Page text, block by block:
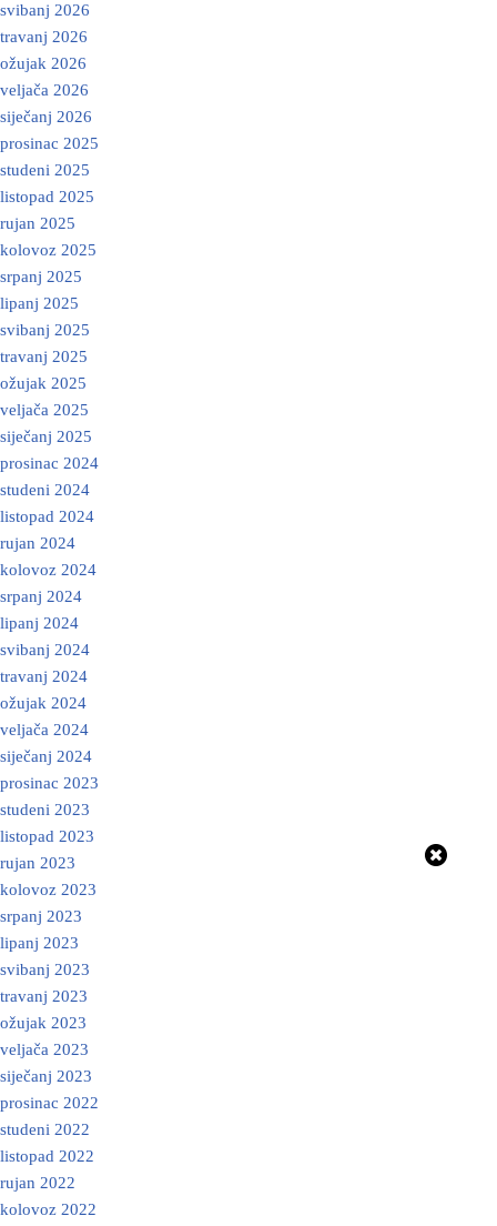
svibanj 2026
travanj 2026
ožujak 2026
veljača 2026
siječanj 2026
prosinac 2025
studeni 2025
listopad 2025
rujan 2025
kolovoz 2025
srpanj 2025
lipanj 2025
svibanj 2025
travanj 2025
ožujak 2025
veljača 2025
siječanj 2025
prosinac 2024
studeni 2024
listopad 2024
rujan 2024
kolovoz 2024
srpanj 2024
lipanj 2024
svibanj 2024
travanj 2024
ožujak 2024
veljača 2024
siječanj 2024
prosinac 2023
studeni 2023
listopad 2023
rujan 2023
kolovoz 2023
srpanj 2023
lipanj 2023
svibanj 2023
travanj 2023
ožujak 2023
veljača 2023
siječanj 2023
prosinac 2022
studeni 2022
listopad 2022
rujan 2022
kolovoz 2022